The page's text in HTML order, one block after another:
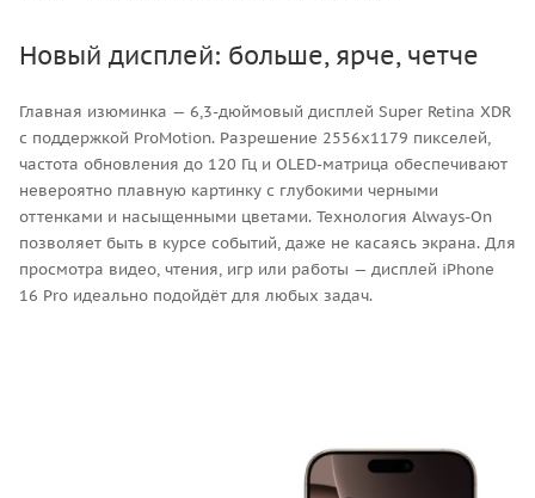
Новый дисплей: больше, ярче, четче
Главная изюминка — 6,3-дюймовый дисплей Super Retina XDR
с поддержкой ProMotion. Разрешение 2556x1179 пикселей,
частота обновления до 120 Гц и OLED-матрица обеспечивают
невероятно плавную картинку с глубокими черными
оттенками и насыщенными цветами. Технология Always-On
позволяет быть в курсе событий, даже не касаясь экрана. Для
просмотра видео, чтения, игр или работы — дисплей iPhone
16 Pro идеально подойдёт для любых задач.